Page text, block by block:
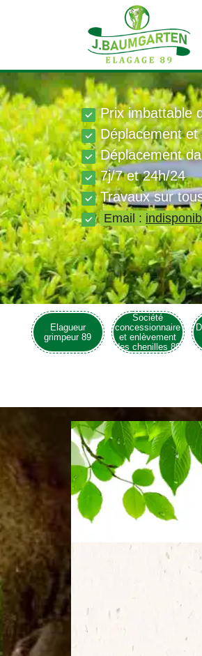
Prix imbattable
Déplacement
Déplacement
7j/7 et 24h/24
Travaux sur
Email :
Elagueur
grimpeur 89
Société
concessionnaire
et enlèvement
des chenilles 89